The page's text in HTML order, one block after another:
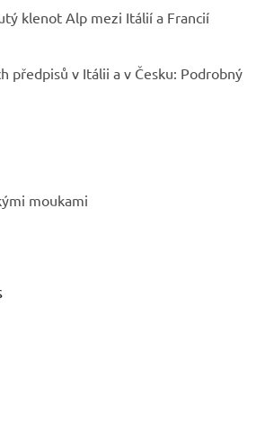
klenot Alp mezi Itálií a Francií
předpisů v Itálii a v Česku: Podrobný
moukami